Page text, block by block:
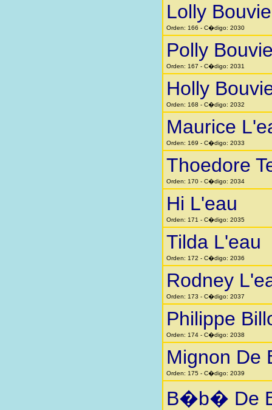
Lolly
Orden: 166 - C�digo: 2030
Polly
Orden: 167 - C�digo: 2031
Holly
Orden: 168 - C�digo: 2032
Maurice
Orden: 169 - C�digo: 2033
Thoedore
Orden: 170 - C�digo: 2034
Hi L'eau
Orden: 171 - C�digo: 2035
Tilda L'eau
Orden: 172 - C�digo: 2036
Rodney
Orden: 173 - C�digo: 2037
Philippe
Orden: 174 - C�digo: 2038
Mignon De
Orden: 175 - C�digo: 2039
B�b� De